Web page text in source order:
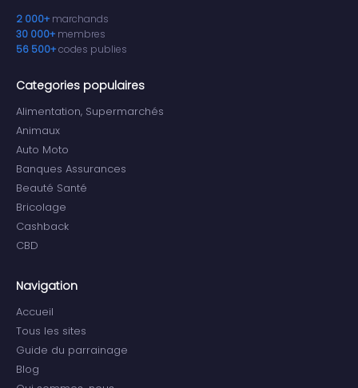
2 000+ marchands
30 000+ membres
56 500+codes publies
Categories populaires
Alimentation, Supermarchés
Animaux
Auto Moto
Banques Assurances
Beauté Santé
Bricolage
Cashback
CBD
Navigation
Accueil
Tous les sites
Guide du parrainage
Blog